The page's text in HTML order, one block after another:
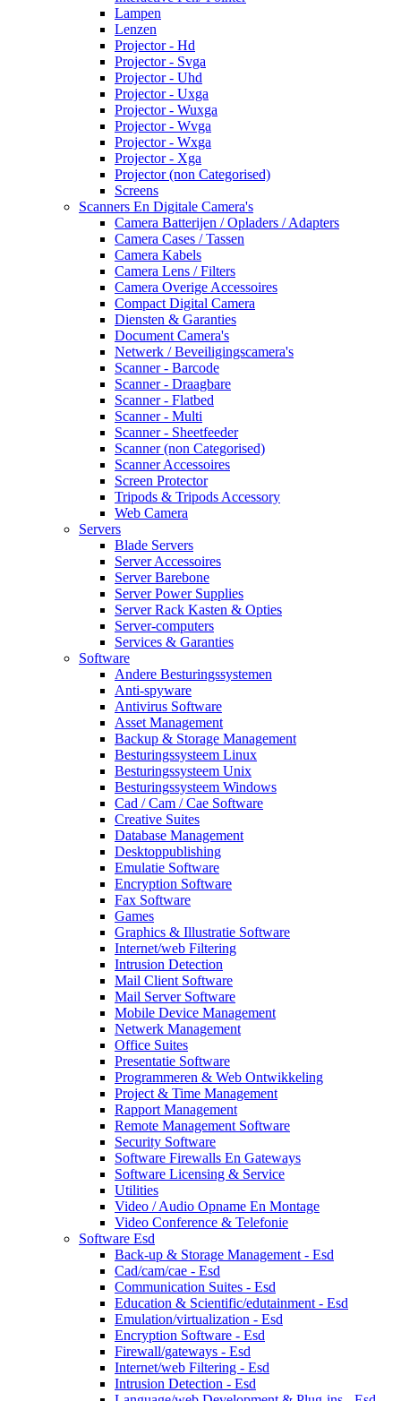
Lampen
Lenzen
Projector - Hd
Projector - Svga
Projector - Uhd
Projector - Uxga
Projector - Wuxga
Projector - Wvga
Projector - Wxga
Projector - Xga
Projector (non Categorised)
Screens
Scanners En Digitale Camera's
Camera Batterijen / Opladers / Adapters
Camera Cases / Tassen
Camera Kabels
Camera Lens / Filters
Camera Overige Accessoires
Compact Digital Camera
Diensten & Garanties
Document Camera's
Netwerk / Beveiligingscamera's
Scanner - Barcode
Scanner - Draagbare
Scanner - Flatbed
Scanner - Multi
Scanner - Sheetfeeder
Scanner (non Categorised)
Scanner Accessoires
Screen Protector
Tripods & Tripods Accessory
Web Camera
Servers
Blade Servers
Server Accessoires
Server Barebone
Server Power Supplies
Server Rack Kasten & Opties
Server-computers
Services & Garanties
Software
Andere Besturingssystemen
Anti-spyware
Antivirus Software
Asset Management
Backup & Storage Management
Besturingssysteem Linux
Besturingssysteem Unix
Besturingssysteem Windows
Cad / Cam / Cae Software
Creative Suites
Database Management
Desktoppublishing
Emulatie Software
Encryption Software
Fax Software
Games
Graphics & Illustratie Software
Internet/web Filtering
Intrusion Detection
Mail Client Software
Mail Server Software
Mobile Device Management
Netwerk Management
Office Suites
Presentatie Software
Programmeren & Web Ontwikkeling
Project & Time Management
Rapport Management
Remote Management Software
Security Software
Software Firewalls En Gateways
Software Licensing & Service
Utilities
Video / Audio Opname En Montage
Video Conference & Telefonie
Software Esd
Back-up & Storage Management - Esd
Cad/cam/cae - Esd
Communication Suites - Esd
Education & Scientific/edutainment - Esd
Emulation/virtualization - Esd
Encryption Software - Esd
Firewall/gateways - Esd
Internet/web Filtering - Esd
Intrusion Detection - Esd